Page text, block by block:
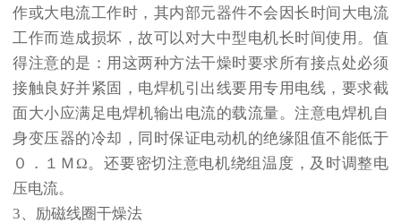
作或大电流工作时，其内部元器件不会因长时间大电流
工作而造成损坏，故可以对大中型电机长时间使用。值
得注意的是：用这两种方法干燥时要求所有接点处必须
接触良好并紧固，电焊机引出线要用专用电线，要求截
面大小应满足电焊机输出电流的载流量。注意电焊机自
身变压器的冷却，同时保证电动机的绝缘阻值不能低于
０．１ＭΩ。还要密切注意电机绕组温度，及时调整电
压电流。
3、励磁线圈干燥法